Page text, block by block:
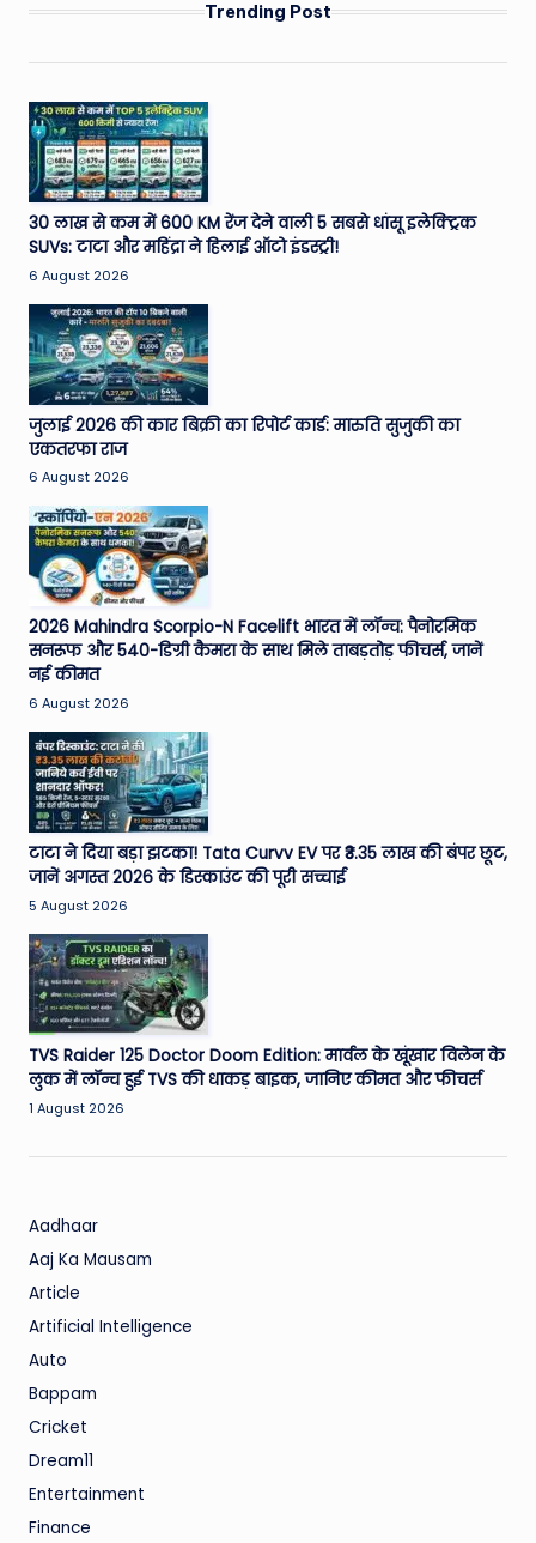
Trending Post
30 लाख से कम में 600 KM रेंज देने वाली 5 सबसे धांसू इलेक्ट्रिक
SUVs: टाटा और महिंद्रा ने हिलाई ऑटो इंडस्ट्री!
6 August 2026
जुलाई 2026 की कार बिक्री का रिपोर्ट कार्ड: मारुति सुजुकी का
एकतरफा राज
6 August 2026
2026 Mahindra Scorpio-N Facelift भारत में लॉन्च: पैनोरमिक
सनरूफ और 540-डिग्री कैमरा के साथ मिले ताबड़तोड़ फीचर्स, जानें
नई कीमत
6 August 2026
टाटा ने दिया बड़ा झटका! Tata Curvv EV पर ₹3.35 लाख की बंपर छूट,
जानें अगस्त 2026 के डिस्काउंट की पूरी सच्चाई
5 August 2026
TVS Raider 125 Doctor Doom Edition: मार्वल के खूंखार विलेन के
लुक में लॉन्च हुई TVS की धाकड़ बाइक, जानिए कीमत और फीचर्स
1 August 2026
Aadhaar
Aaj Ka Mausam
Article
Artificial Intelligence
Auto
Bappam
Cricket
Dream11
Entertainment
Finance